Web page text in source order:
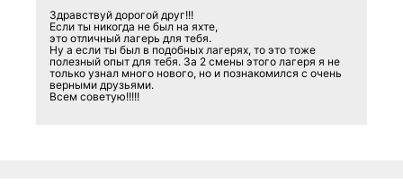
Здравствуй дорогой друг!!!
Если ты никогда не был на яхте,
это отличный лагерь для тебя.
Ну а если ты был в подобных лагерях, то это тоже
полезный опыт для тебя. За 2 смены этого лагеря я не
только узнал много нового, но и познакомился с очень
верными друзьями.
Всем советую!!!!!